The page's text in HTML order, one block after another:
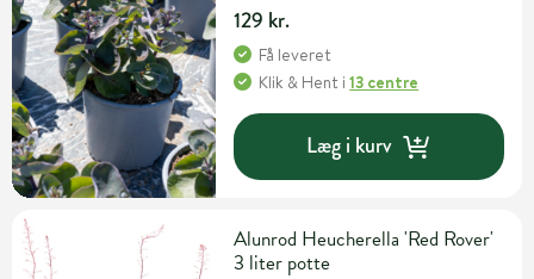
129 kr.
Få leveret
Klik & Hent i13 centre
Læg i kurv
Alunrod Heucherella 'Red Rover'
3 liter potte